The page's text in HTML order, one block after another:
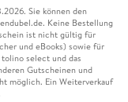
Sie können den
Keine Bestellung
ist nicht gültig für
und eBooks) sowie für
select und das
Gutscheinen und
möglich. Ein Weiterverkauf